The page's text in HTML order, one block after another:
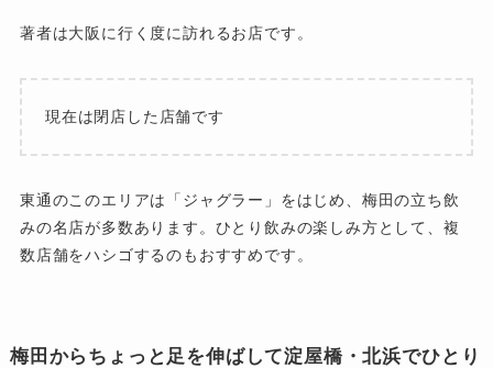
著者は大阪に行く度に訪れるお店です。
現在は閉店した店舗です
東通のこのエリアは「ジャグラー」をはじめ、梅田の立ち飲
みの名店が多数あります。ひとり飲みの楽しみ方として、複
数店舗をハシゴするのもおすすめです。
梅田からちょっと足を伸ばして淀屋橋・北浜でひとり